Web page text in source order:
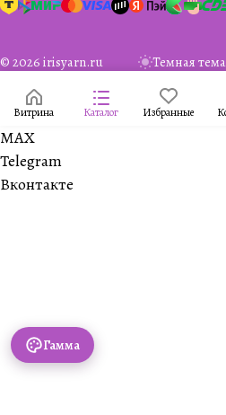
© 2026 irisyarn.ru Темная тема
Витрина Каталог Избранные
Гамма
MAX
Telegram
Вконтакте